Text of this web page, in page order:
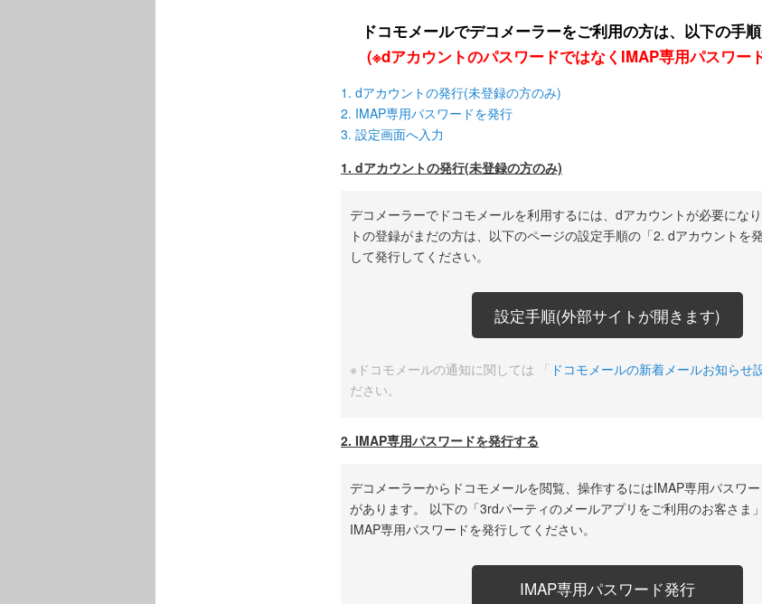
ドコモメールでデコメーラーをご利用の方は、以下の手順
(※dアカウントのパスワードではなくIMAP専用パスワー
1. dアカウントの発行(未登録の方のみ)
2. IMAP専用パスワードを発行
3. 設定画面へ入力
1. dアカウントの発行(未登録の方のみ)
デコメーラーでドコモメールを利用するには、dアカウントが必要にな
トの登録がまだの方は、以下のページの設定手順の「2. dアカウントを
して発行してください。
設定手順(外部サイトが開きます)
※ドコモメールの通知に関しては 「 ドコモメールの新着メールお知らせ
ださい。
2. IMAP専用パスワードを発行する
デコメーラーからドコモメールを閲覧、操作するにはIMAP専用パスワ
があります。 以下の「3rdパーティのメールアプリをご利用のお客さま
IMAP専用パスワードを発行してください。
IMAP専用パスワード発行